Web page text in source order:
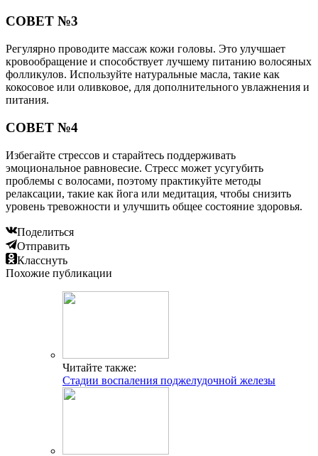
СОВЕТ №3
Регулярно проводите массаж кожи головы. Это улучшает
кровообращение и способствует лучшему питанию волосяных
фолликулов. Используйте натуральные масла, такие как
кокосовое или оливковое, для дополнительного увлажнения и
питания.
СОВЕТ №4
Избегайте стрессов и старайтесь поддерживать
эмоциональное равновесие. Стресс может усугубить
проблемы с волосами, поэтому практикуйте методы
релаксации, такие как йога или медитация, чтобы снизить
уровень тревожности и улучшить общее состояние здоровья.
Поделиться
Отправить
Класснуть
Похожие публикации
Читайте также:
Стадии воспаления поджелудочной железы